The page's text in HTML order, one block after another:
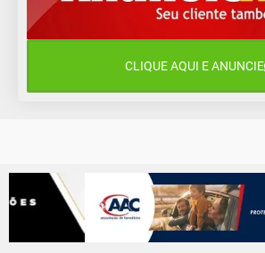
Sábado
CLIQUE AQUI E ANUNCIE